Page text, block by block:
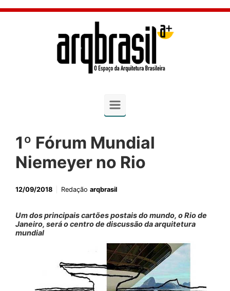
Skip to main content
1º Fórum Mundial
Niemeyer no Rio
12/09/2018 Redação arqbrasil
Um dos principais cartões postais do mundo, o Rio de
Janeiro, será o centro de discussão da arquitetura
mundial